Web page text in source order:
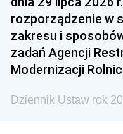
1938
1935
1932
1929
rozporządzenie w
zakresu i
zadań Agencji
Modernizacji
Dziennik Ustaw rok